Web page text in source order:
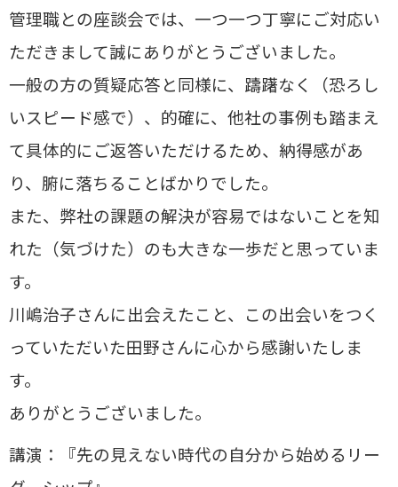
管理職との座談会では、一つ一つ丁寧にご対応い
ただきまして誠にありがとうございました。
一般の方の質疑応答と同様に、躊躇なく（恐ろし
いスピード感で）、的確に、他社の事例も踏まえ
て具体的にご返答いただけるため、納得感があ
り、腑に落ちることばかりでした。
また、弊社の課題の解決が容易ではないことを知
れた（気づけた）のも大きな一歩だと思っていま
す。
川嶋治子さんに出会えたこと、この出会いをつく
っていただいた田野さんに心から感謝いたしま
す。
ありがとうございました。
講演：『先の見えない時代の自分から始めるリー